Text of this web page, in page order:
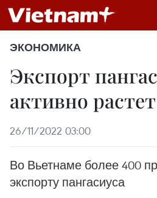
ЭКОНОМИКА
Экспорт
активно растет
26/11/2022 03:00
Во Вьетнаме более 400
экспорту пангасиуса